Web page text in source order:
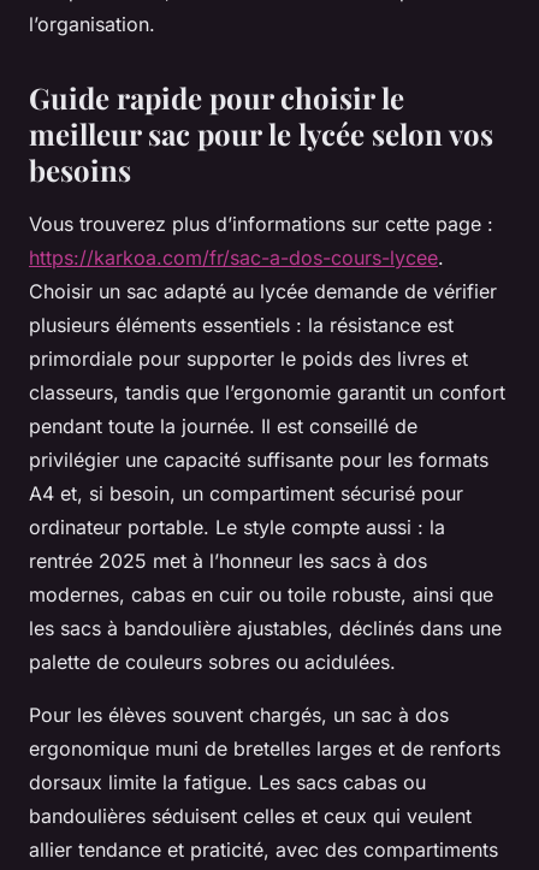
l’organisation.
Guide rapide pour choisir le
meilleur sac pour le lycée selon vos
besoins
Vous trouverez plus d’informations sur cette page :
https://karkoa.com/fr/sac-a-dos-cours-lycee.
Choisir un sac adapté au lycée demande de vérifier
plusieurs éléments essentiels : la résistance est
primordiale pour supporter le poids des livres et
classeurs, tandis que l’ergonomie garantit un confort
pendant toute la journée. Il est conseillé de
privilégier une capacité suffisante pour les formats
A4 et, si besoin, un compartiment sécurisé pour
ordinateur portable. Le style compte aussi : la
rentrée 2025 met à l’honneur les sacs à dos
modernes, cabas en cuir ou toile robuste, ainsi que
les sacs à bandoulière ajustables, déclinés dans une
palette de couleurs sobres ou acidulées.
Pour les élèves souvent chargés, un sac à dos
ergonomique muni de bretelles larges et de renforts
dorsaux limite la fatigue. Les sacs cabas ou
bandoulières séduisent celles et ceux qui veulent
allier tendance et praticité, avec des compartiments